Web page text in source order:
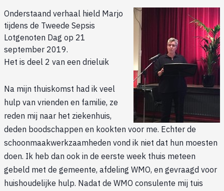
Onderstaand verhaal hield Marjo
tijdens de Tweede Sepsis
Lotgenoten Dag op 21
september 2019.
Het is deel 2 van een drieluik
Na mijn thuiskomst had ik veel
hulp van vrienden en familie, ze
reden mij naar het ziekenhuis,
deden boodschappen en kookten voor me. Echter de
schoonmaakwerkzaamheden vond ik niet dat hun moesten
doen. Ik heb dan ook in de eerste week thuis meteen
gebeld met de gemeente, afdeling WMO, en gevraagd voor
huishoudelijke hulp. Nadat de WMO consulente mij tuis